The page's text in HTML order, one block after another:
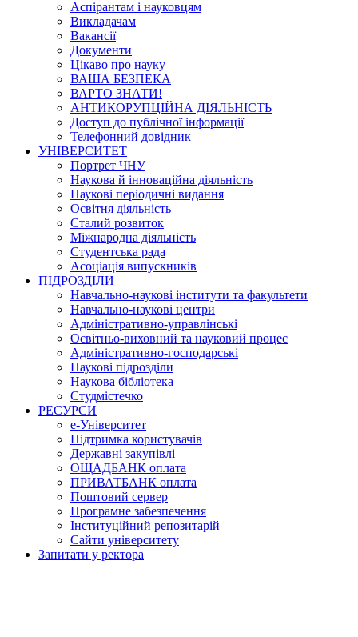
Аспірантам і науковцям
Викладачам
Вакансії
Документи
Цікаво про науку
ВАША БЕЗПЕКА
ВАРТО ЗНАТИ!
АНТИКОРУПЦІЙНА ДІЯЛЬНІСТЬ
Доступ до публічної інформації
Телефонний довідник
УНІВЕРСИТЕТ
Портрет ЧНУ
Наукова й інноваційна діяльність
Наукові періодичні видання
Освітня діяльність
Сталий розвиток
Міжнародна діяльність
Студентська рада
Асоціація випускників
ПІДРОЗДІЛИ
Навчально-наукові інститути та факультети
Навчально-наукові центри
Адміністративно-управлінські
Освітньо-виховний та науковий процес
Адміністративно-господарські
Наукові підрозділи
Наукова бібліотека
Студмістечко
РЕСУРСИ
е-Університет
Підтримка користувачів
Державні закупівлі
ОЩАДБАНК оплата
ПРИВАТБАНК оплата
Поштовий сервер
Програмне забезпечення
Інституційний репозитарій
Сайти університету
Запитати у ректора